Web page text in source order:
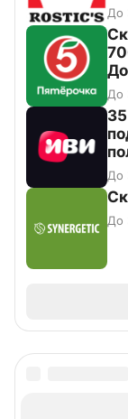
До
До
До
До